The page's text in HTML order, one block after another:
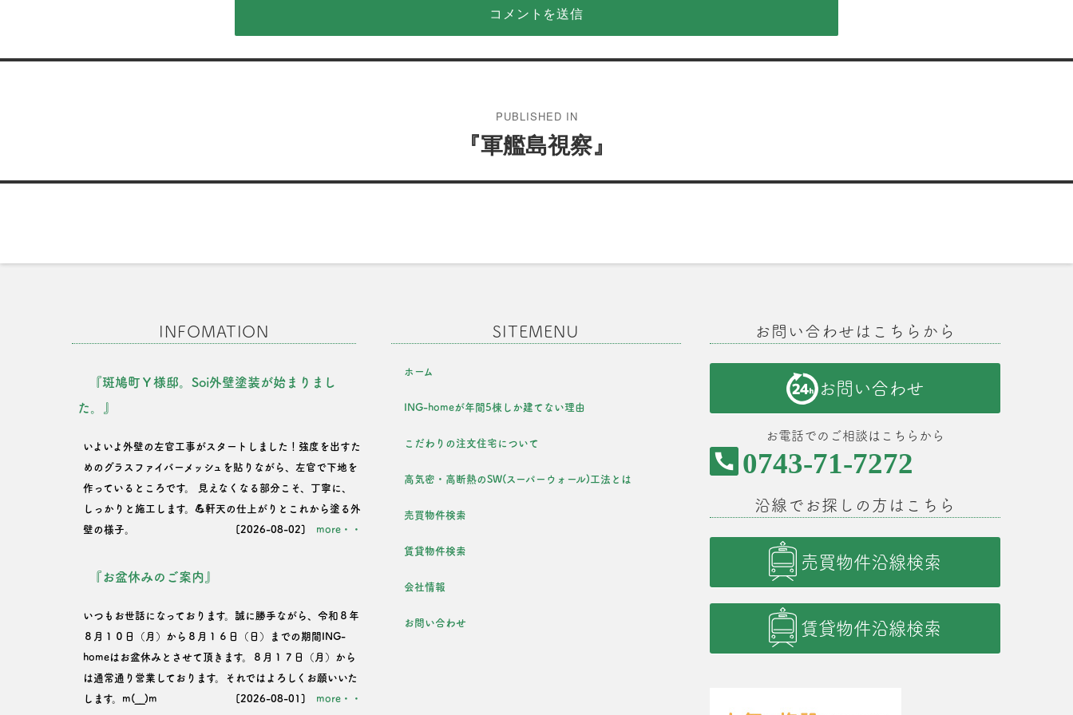
PUBLISHED IN
『軍艦島視察』
INFOMATION
『斑鳩町Ｙ様邸。Soi外壁塗装が始まりまし
た。』
いよいよ外壁の左官工事がスタートしました！強度を出すた
めのグラスファイバーメッシュを貼りながら、左官で下地を
作っているところです。 見えなくなる部分こそ、丁寧に、
しっかりと施工します。💪軒天の仕上がりとこれから塗る外
壁の様子。
[2026-08-02] more・・
『お盆休みのご案内』
いつもお世話になっております。誠に勝手ながら、令和８年
８月１０日（月）から８月１６日（日）までの期間ING-
homeはお盆休みとさせて頂きます。８月１７日（月）から
は通常通り営業しております。それではよろしくお願いいた
します。m(__)m
[2026-08-01] more・・
SITEMENU
ホーム
ING-homeが年間5棟しか建てない理由
こだわりの注文住宅について
高気密・高断熱のSW(スーパーウォール)工法とは
売買物件検索
賃貸物件検索
会社情報
お問い合わせ
お問い合わせはこちらから
お問い合わせ
お電話でのご相談はこちらから
0743-71-7272
沿線でお探しの方はこちら
売買物件沿線検索
賃貸物件沿線検索